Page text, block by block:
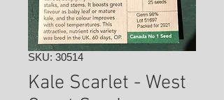
SKU: 30514
Kale Scarlet - West